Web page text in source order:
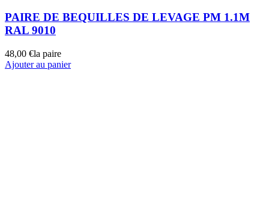
PAIRE DE BEQUILLES DE LEVAGE PM 1.1M
RAL 9010
48,00 €la paire
Ajouter au panier